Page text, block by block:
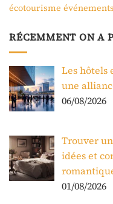
écotourisme événements
RÉCEMMENT ON A
Les hôtels
une
06/08/2026
Trouver
idées et
01/08/2026